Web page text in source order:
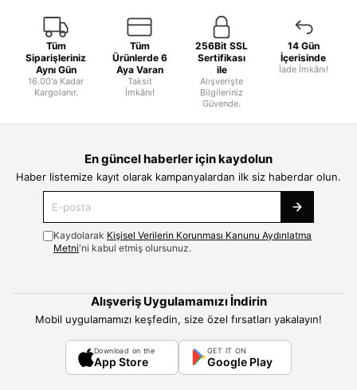
Tüm
Siparişleriniz
Aynı Gün
16.00'a Kadar
Kargolanır.
Tüm
Ürünlerde 6
Aya Varan
Taksit
İmkânı!
256Bit SSL
Sertifikası
ile
Alışverişte
Bilgileriniz
Güvende.
14 Gün
İçerisinde
İade İmkânı!
En güncel haberler için kaydolun
Haber listemize kayıt olarak kampanyalardan ilk siz haberdar olun.
Kaydolarak Kişisel Verilerin Korunması Kanunu Aydınlatma
Metni'ni kabul etmiş olursunuz.
Alışveriş Uygulamamızı İndirin
Mobil uygulamamızı keşfedin, size özel fırsatları yakalayın!
Download on the
App Store
GET IT ON
Google Play